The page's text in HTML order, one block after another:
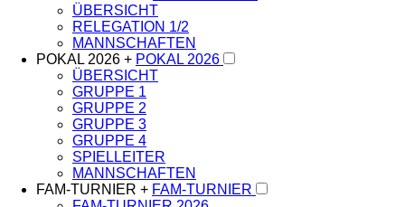
ÜBERSICHT
RELEGATION 1/2
MANNSCHAFTEN
POKAL 2026 + POKAL 2026
ÜBERSICHT
GRUPPE 1
GRUPPE 2
GRUPPE 3
GRUPPE 4
SPIELLEITER
MANNSCHAFTEN
FAM-TURNIER + FAM-TURNIER